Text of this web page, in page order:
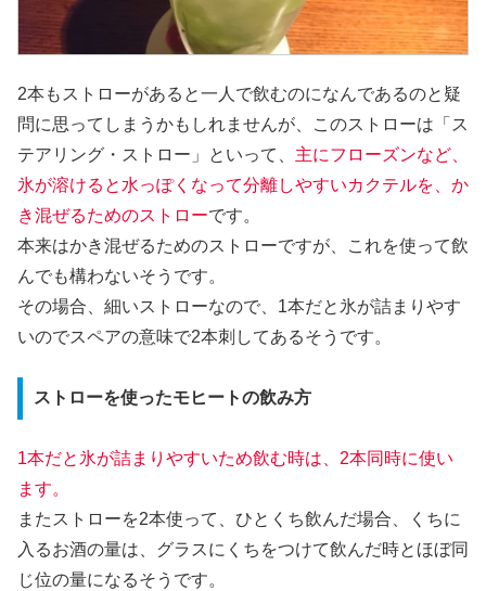
2本もストローがあると一人で飲むのになんであるのと疑
問に思ってしまうかもしれませんが、このストローは「ス
テアリング・ストロー」といって、 主にフローズンなど、
氷が溶けると水っぽくなって分離しやすいカクテルを、か
き混ぜるためのストローです。
本来はかき混ぜるためのストローですが、これを使って飲
んでも構わないそうです。
その場合、細いストローなので、1本だと氷が詰まりやす
いのでスペアの意味で2本刺してあるそうです。
ストローを使ったモヒートの飲み方
1本だと氷が詰まりやすいため飲む時は、2本同時に使い
ます。
またストローを2本使って、ひとくち飲んだ場合、くちに
入るお酒の量は、グラスにくちをつけて飲んだ時とほぼ同
じ位の量になるそうです。